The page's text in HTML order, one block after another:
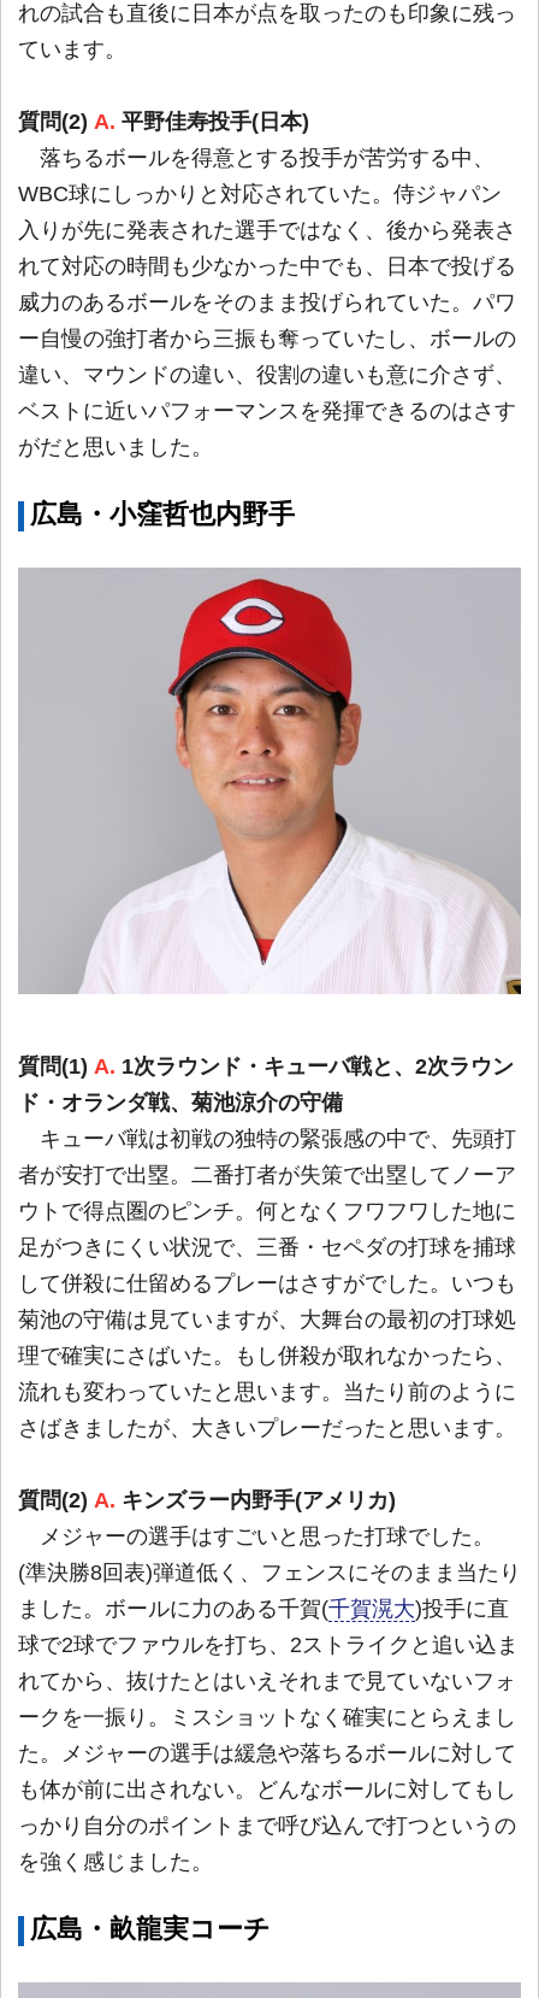
れの試合も直後に日本が点を取ったのも印象に残っ
ています。
質問(2) A. 平野佳寿投手(日本)
落ちるボールを得意とする投手が苦労する中、
WBC球にしっかりと対応されていた。侍ジャパン
入りが先に発表された選手ではなく、後から発表さ
れて対応の時間も少なかった中でも、日本で投げる
威力のあるボールをそのまま投げられていた。パワ
ー自慢の強打者から三振も奪っていたし、ボールの
違い、マウンドの違い、役割の違いも意に介さず、
ベストに近いパフォーマンスを発揮できるのはさす
がだと思いました。
広島・小窪哲也内野手
質問(1) A. 1次ラウンド・キューバ戦と、2次ラウン
ド・オランダ戦、菊池涼介の守備
キューバ戦は初戦の独特の緊張感の中で、先頭打
者が安打で出塁。二番打者が失策で出塁してノーア
ウトで得点圏のピンチ。何となくフワフワした地に
足がつきにくい状況で、三番・セペダの打球を捕球
して併殺に仕留めるプレーはさすがでした。いつも
菊池の守備は見ていますが、大舞台の最初の打球処
理で確実にさばいた。もし併殺が取れなかったら、
流れも変わっていたと思います。当たり前のように
さばきましたが、大きいプレーだったと思います。
質問(2) A. キンズラー内野手(アメリカ)
メジャーの選手はすごいと思った打球でした。
(準決勝8回表)弾道低く、フェンスにそのまま当たり
ました。ボールに力のある千賀(千賀滉大)投手に直
球で2球でファウルを打ち、2ストライクと追い込ま
れてから、抜けたとはいえそれまで見ていないフォ
ークを一振り。ミスショットなく確実にとらえまし
た。メジャーの選手は緩急や落ちるボールに対して
も体が前に出されない。どんなボールに対してもし
っかり自分のポイントまで呼び込んで打つというの
を強く感じました。
広島・畝龍実コーチ